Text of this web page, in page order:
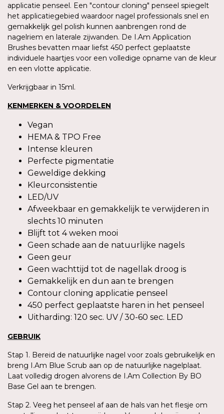
applicatie penseel. Een "contour cloning" penseel spiegelt
het applicatiegebied waardoor nagel professionals snel en
gemakkelijk gel polish kunnen aanbrengen rond de
nagelriem en laterale zijwanden. De I.Am Application
Brushes bevatten maar liefst 450 perfect geplaatste
individuele haartjes voor een volledige opname van de kleur
en een vlotte applicatie.
Verkrijgbaar in 15ml.
KENMERKEN & VOORDELEN
Vegan
HEMA & TPO Free
Intense kleuren
Perfecte pigmentatie
Geweldige dekking
Kleurconsistentie
LED/UV
Afweekbaar en gemakkelijk te verwijderen in
slechts 10 minuten
Blijft tot 4 weken mooi
Geen schade aan de natuurlijke nagels
Geen geur
Geen wachttijd tot de nagellak droog is
Gemakkelijk en dun aan te brengen
Contour cloning applicatie penseel
450 perfect geplaatste haren in het penseel
Uitharding: 120 sec. UV / 30-60 sec. LED
GEBRUIK
Stap 1. Bereid de natuurlijke nagel voor zoals gebruikelijk en
breng I.Am Blue Scrub aan op de natuurlijke nagelplaat.
Laat volledig drogen alvorens de I.Am Collection By BO
Base Gel aan te brengen.
Stap 2. Veeg het penseel af aan de hals van het flesje om